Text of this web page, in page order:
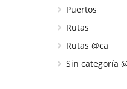
Puertos
Rutas
Rutas @ca
Sin categoría